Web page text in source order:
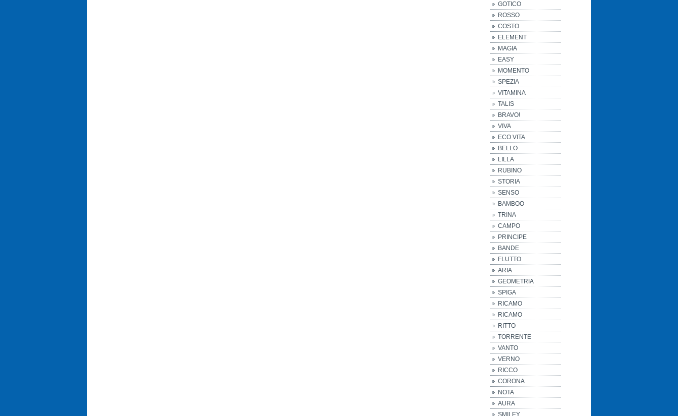
GOTICO
ROSSO
COSTO
ELEMENT
MAGIA
EASY
MOMENTO
SPEZIA
VITAMINA
TALIS
BRAVO!
VIVA
ECO VITA
BELLO
LILLA
RUBINO
STORIA
SENSO
BAMBOO
TRINA
CAMPO
PRINCIPE
BANDE
FLUTTO
ARIA
GEOMETRIA
SPIGA
RICAMO
RICAMO
RITTO
TORRENTE
VANTO
VERNO
RICCO
CORONA
NOTA
AURA
SMILEY